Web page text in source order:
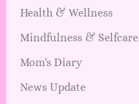
Health & Wellness
Mindfulness & Selfcare
Mom's Diary
News Update